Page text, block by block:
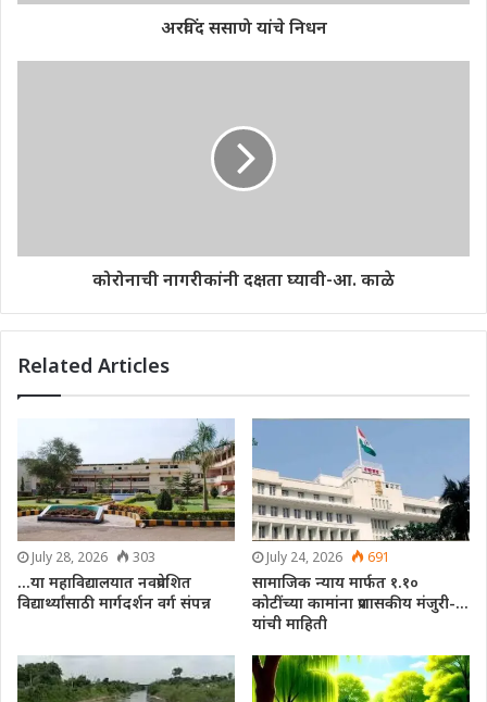
अरविंद ससाणे यांचे निधन
कोरोनाची नागरीकांनी दक्षता घ्यावी-आ. काळे
Related Articles
July 28, 2026 303
…या महाविद्यालयात नवप्रवेशित
विद्यार्थ्यांसाठी मार्गदर्शन वर्ग संपन्न
July 24, 2026 691
सामाजिक न्याय मार्फत १.१०
कोटींच्या कामांना प्रशासकीय मंजुरी-…
यांची माहिती